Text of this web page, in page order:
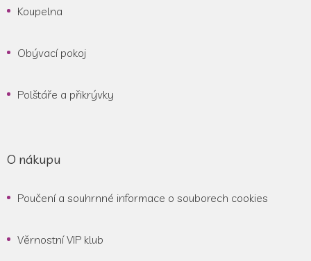
Koupelna
Obývací pokoj
Polštáře a přikrývky
O nákupu
Poučení a souhrnné informace o souborech cookies
Věrnostní VIP klub